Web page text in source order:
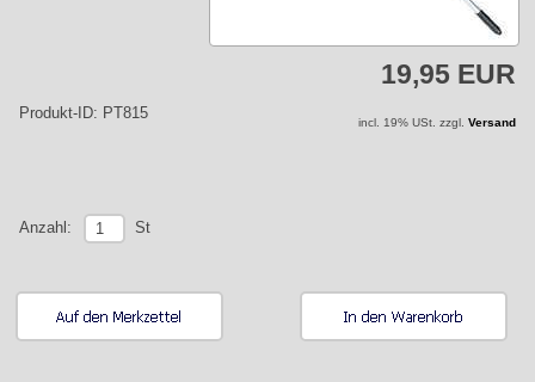
19,95 EUR
Produkt-ID: PT815
incl. 19% USt. zzgl. Versand
Anzahl: St